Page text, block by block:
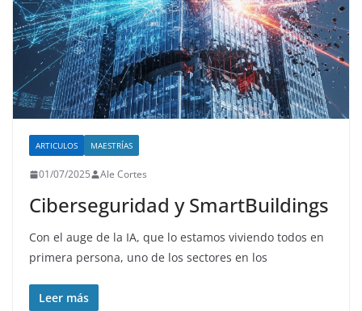
ARTICULOS MAESTRÍAS
01/07/2025 Ale Cortes
Ciberseguridad y SmartBuildings
Con el auge de la IA, que lo estamos viviendo todos en
primera persona, uno de los sectores en los
Leer más